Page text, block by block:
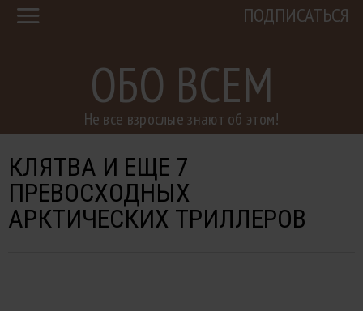
ОБО ВСЕМ
Не все взрослые знают об этом!
ПОДПИСАТЬСЯ
КЛЯТВА И ЕЩЕ 7
ПРЕВОСХОДНЫХ
АРКТИЧЕСКИХ ТРИЛЛЕРОВ